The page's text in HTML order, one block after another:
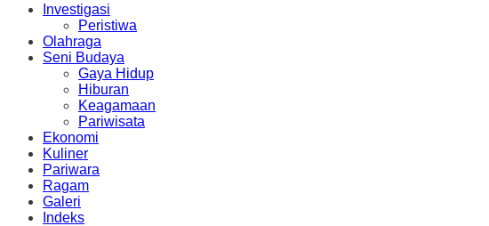
Investigasi
Peristiwa
Olahraga
Seni Budaya
Gaya Hidup
Hiburan
Keagamaan
Pariwisata
Ekonomi
Kuliner
Pariwara
Ragam
Galeri
Indeks